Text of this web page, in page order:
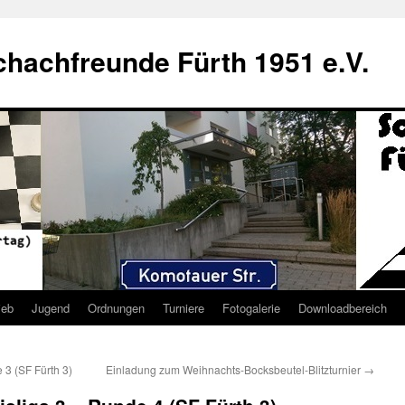
Fürth 1951 e.V.
Jugend Ordnungen Turniere Fotogalerie Downloadbereich
(SF Fürth 3) Einladung zum Weihnachts-Bocksbeutel-Blitzturnier →